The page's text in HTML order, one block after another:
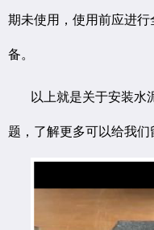
期未使用，使用前应进
备。
以上就是关于安装水
题，了解更多可以给我们